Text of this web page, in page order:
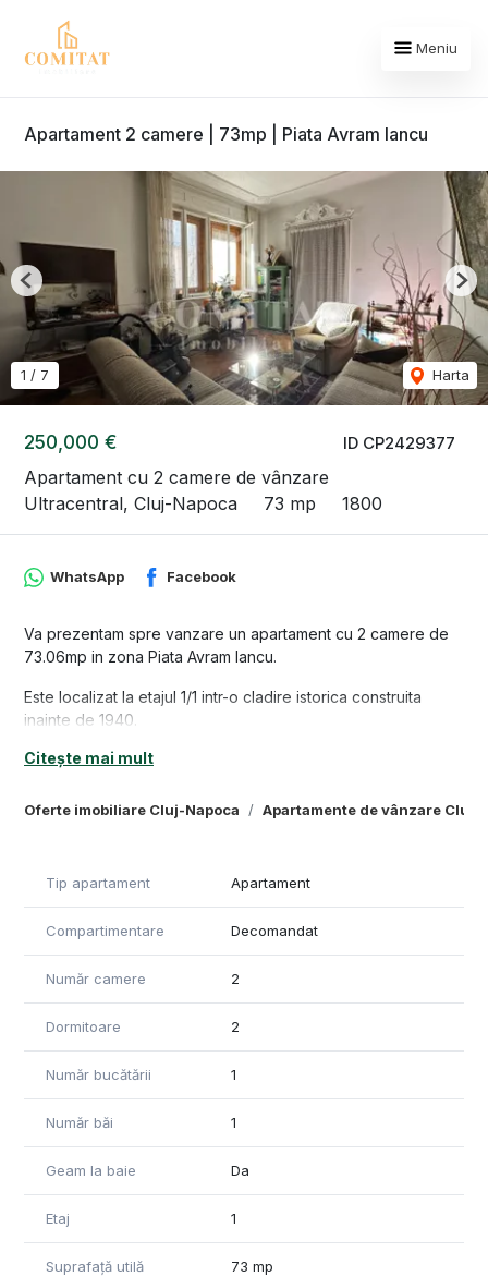
Meniu
Apartament 2 camere | 73mp | Piata Avram Iancu
ID CP2429377
250,000 €
Apartament cu 2 camere de vânzare
Ultracentral, Cluj-Napoca
73 mp 1800
1 / 7 Harta
Previous
Oferte imobiliare Cluj-Napoca Apartamente de vânzare Cluj-
WhatsApp Facebook
Va prezentam spre vanzare un apartament cu 2 camere de
73.06mp in zona Piata Avram Iancu.
Este localizat la etajul 1/1 intr-o cladire istorica construita
inainte de 1940.
Este compartimentat astfel: hol, bucatarie, baie, camara de
Dispune de centrala proprie, calorifere, geamuri termopan
Imobilul nu detine certificatul de performanta energetica, insa
acesta este in curs de obtinere si va fi pus la dispozitie de
catre proprietar cumparatorilor, la contractul de vanzare-
cumparare.
drag să ne contactați!
Citește mai mult
Tip apartament Apartament
Compartimentare Decomandat
Număr camere 2
Dormitoare 2
Număr bucătării 1
Număr băi 1
Geam la baie Da
Etaj 1
Suprafață utilă 73 mp